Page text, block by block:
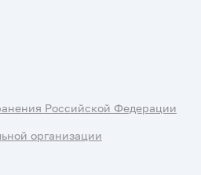
Российской Федерации
организации